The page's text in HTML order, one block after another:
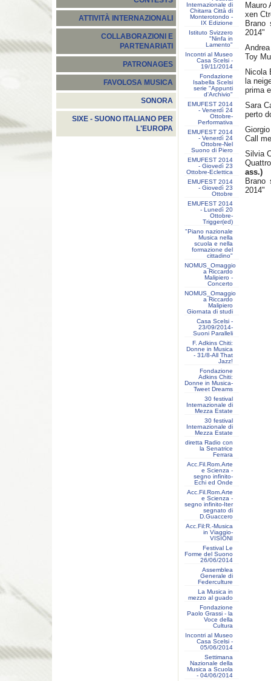
ATTIVITÀ INTERNAZIONALI
COLLABORAZIONI E
PARTENARIATI
PATRONAGES
FAVOLOSA MUSICA
SONORA
SIXE - SUONO ITALIANO PER
L'EUROPA
Internazionale di
Chitarra Città di
Monterotondo -
IX Edizione
Istituto Svizzero
"Ninfa in
Lamento"
Incontri al Museo
Casa Scelsi -
19/11/2014
Fondazione
Isabella Scelsi
serie "Appunti
d'Archivio"
EMUFEST 2014
- Venerdì 24
Ottobre-
Performativa
EMUFEST 2014
- Venerdì 24
Ottobre-Nel
Suono di Piero
EMUFEST 2014
- Giovedì 23
Ottobre-Eclettica
EMUFEST 2014
- Giovedì 23
Ottobre
EMUFEST 2014
- Lunedì 20
Ottobre-
Trigger(ed)
"Piano nazionale
Musica nella
scuola e nella
formazione del
cittadino"
NOMUS_Omaggio
a Riccardo
Malipiero -
Concerto
NOMUS_Omaggio
a Riccardo
Malipiero
Giornata di studi
Casa Scelsi -
23/09/2014-
Suoni Paralleli
F. Adkins Chiti:
Donne in Musica
- 31/8-All That
Jazz!
Fondazione
Adkins Chiti:
Donne in Musica-
Tweet Dreams
30 festival
Internazionale di
Mezza Estate
30 festival
Internazionale di
Mezza Estate
diretta Radio con
la Senatrice
Ferrara
Acc.Fil.Rom.Arte
e Scienza -
segno infinito-
Echi ed Onde
Acc.Fil.Rom.Arte
e Scienza -
segno infinito-Iter
segnato di
D.Guaccero
Acc.Fil:R.-Musica
in Viaggio-
VISIONI
Festival Le
Forme del Suono
26/06/2014
Assemblea
Generale di
Federculture
La Musica in
mezzo al guado
Fondazione
Paolo Grassi - la
Voce della
Cultura
Incontri al Museo
Casa Scelsi -
05/06/2014
Settimana
Nazionale della
Musica a Scuola
- 04/06/2014
Mauro
xen
Brano
2014"
Toy
Nicola
la
prima
Sara
perto
Call
Silvia
ass.)
Brano
2014"